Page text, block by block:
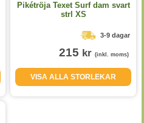
Pikétröja Texet Surf dam svart
strl XS
3-9 dagar
215 kr (inkl. moms)
VISA ALLA STORLEKAR